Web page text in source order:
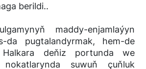
berildi..
maddy-enjamlaýyn
da pugtalandyrmak, hem-de
Halkara deňiz portunda we
suwuň çuňluk